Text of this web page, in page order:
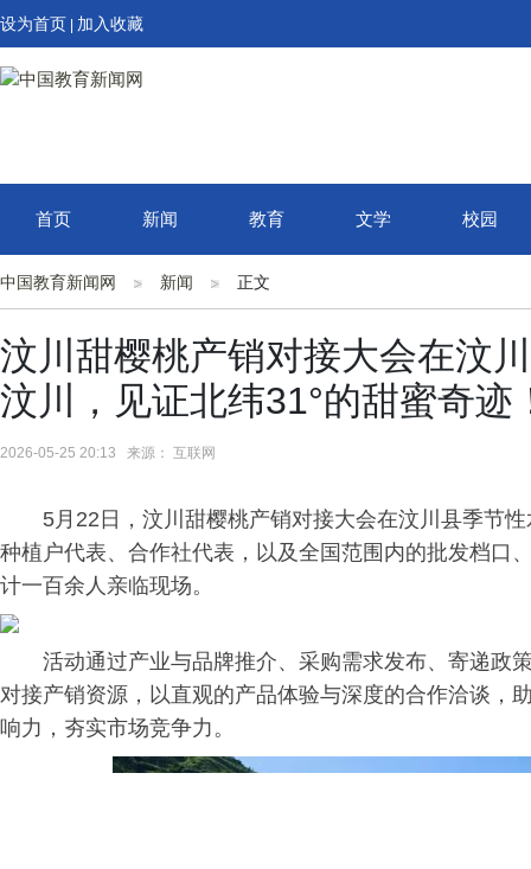
设为首页 加入收藏
首页 新闻 教育 文学 校园
中国教育新闻网 新闻 正文
汶川甜樱桃产销对接大会在汶
汶川，见证北纬31°的甜蜜奇迹
2026-05-25 20:13 来源： 互联网
5月22日，汶川甜樱桃产销对接大会在汶川县季节
种植户代表、合作社代表，以及全国范围内的批发档口
计一百余人亲临现场。
活动通过产业与品牌推介、采购需求发布、寄递政
对接产销资源，以直观的产品体验与深度的合作洽谈，
响力，夯实市场竞争力。